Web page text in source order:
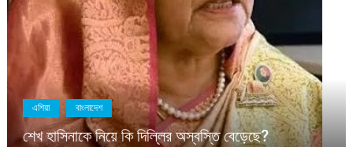
বাংলাদেশ সাম্প্রতিক
মাহবুব আলী খানের মৃত্যুবার্ষিকীতে দোয়া মাহফিল ও শিরনি
বিতরণ